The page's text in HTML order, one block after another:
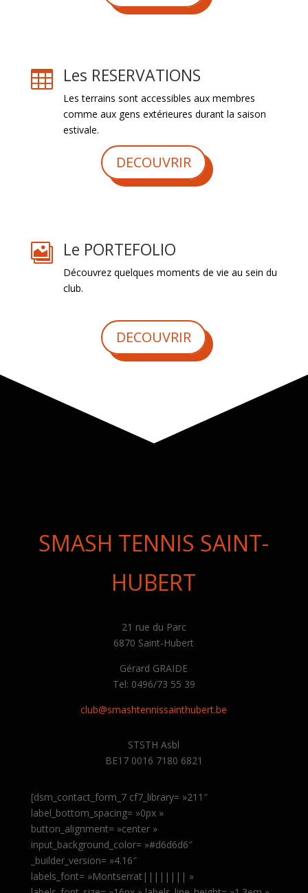
 Les RESERVATIONS
Les terrains sont accessibles aux membres
comme aux gens extérieures durant la saison
estivale.
DECOUVRIR
 Le PORTEFOLIO
Découvrez quelques moments de vie au sein du
club.
DECOUVRIR
SMASH TENNIS SAINT-
HUBERT
21 rue du Parc
6870 Saint-Hubert
Gérard GRAIDE
Tel: 0496/73 55 39
club@smashtennissainthubert.be
STSTH Asbl
BE17 0016 7180 6821
[dsm_contact_form_7 cf7_library= »211″
label_bottom_spacing= »0px »
button_alignment= »center »
input_background_color= »#d6d6d6″
_builder_version= »4.16″
labels_font= »Montserrat|||||||| »